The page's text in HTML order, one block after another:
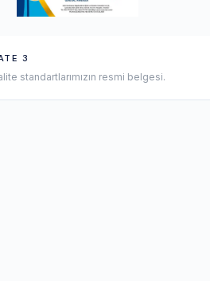
3
standartlarımızın resmi belgesi.